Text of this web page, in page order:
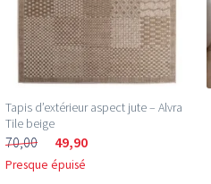
Tapis d’extérieur aspect jute – Alvra
Tile beige
70,00 49,90
Presque épuisé